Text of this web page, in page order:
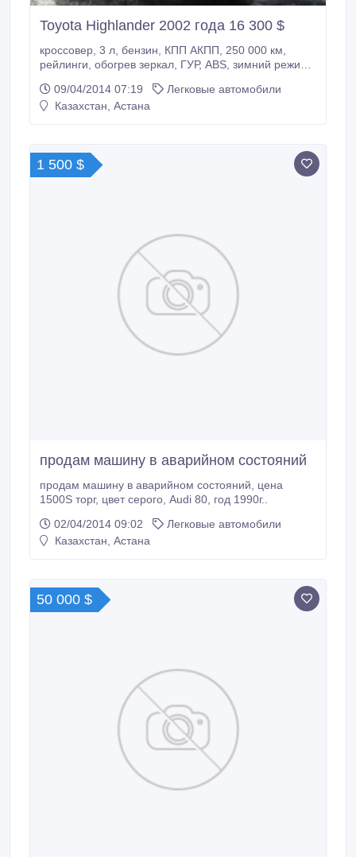
Toyota Highlander 2002 года 16 300 $
кроссовер, 3 л, бензин, КПП АКПП, 250 000 км,
рейлинги, обогрев зеркал, ГУР, ABS, зимний режим,
центрозамок, кондиционер, круиз-контроль,
техосмотр пройден; цвет: серо-синий (дельфин).
клапанов и переднего диска, а также сезонное ТО
09/04/2014 07:19
Легковые автомобили
Казахстан, Астана
1 500 $
продам машину в аварийном состояний
продам машину в аварийном состояний, цена
1500S торг, цвет серого, Audi 80, год 1990г..
02/04/2014 09:02
Легковые автомобили
Казахстан, Астана
50 000 $